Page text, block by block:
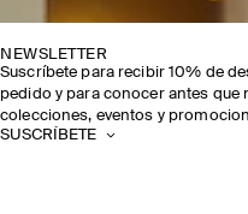
NEWSLETTER
Suscríbete para recibir 10% de
pedido y para conocer antes que
colecciones, eventos y
SUSCRÍBETE